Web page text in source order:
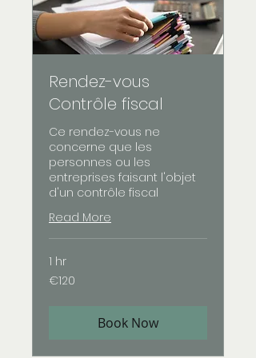
Rendez-vous
Contrôle fiscal
Ce rendez-vous ne
concerne que les
personnes ou les
entreprises faisant l'objet
d'un contrôle fiscal
Read More
1 hr
120
euros
€120
Book Now